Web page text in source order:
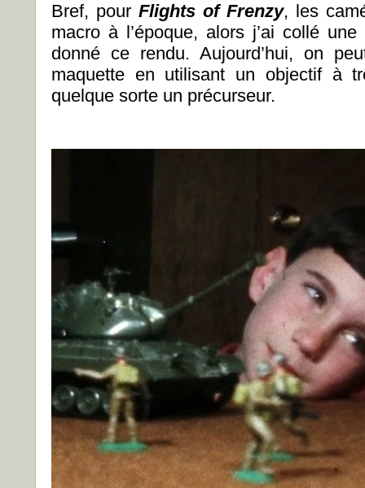
Bref, pour Flights of Frenzy, les
macro à l’époque, alors j’ai collé
donné ce rendu. Aujourd’hui, on
maquette en utilisant un objectif à
quelque sorte un précurseur.